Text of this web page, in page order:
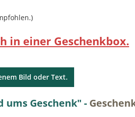
in einer Geschenkbox.
Bild oder Text.
ums Geschenk" -